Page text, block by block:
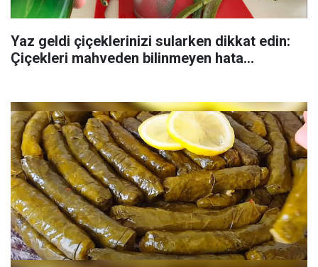
Yaz geldi çiçeklerinizi sularken dikkat edin:
Çiçekleri mahveden bilinmeyen hata...